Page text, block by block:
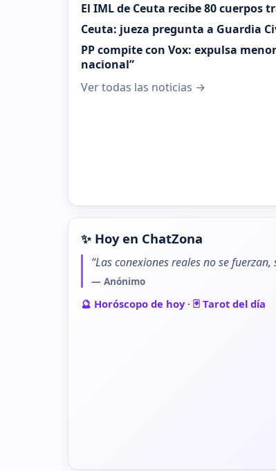
El IML de Ceuta recibe 80
Ceuta: jueza pregunta a Guardia
PP compite con Vox: expulsa
nacional”
Ver todas las noticias →
✨ Hoy en ChatZona
“Las conexiones reales no se
— Anónimo
🔮 Horóscopo de hoy· 🃏 Tarot del día